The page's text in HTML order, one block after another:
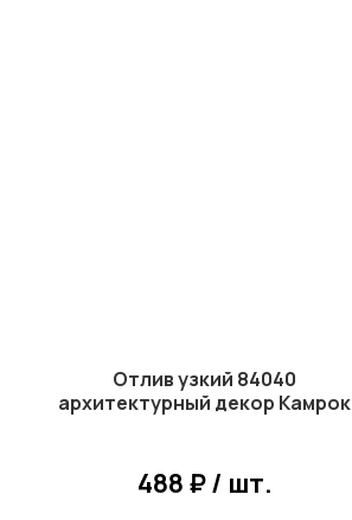
Отлив узкий 84040
архитектурный декор Камрок
488 ₽ / шт.